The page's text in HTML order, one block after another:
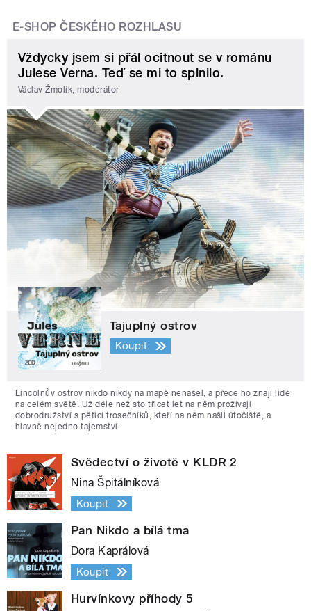
E-SHOP ČESKÉHO ROZHLASU
Vždycky jsem si přál ocitnout se v románu
Julese Verna. Teď se mi to splnilo.
Václav Žmolík, moderátor
Tajuplný ostrov
Koupit
Lincolnův ostrov nikdo nikdy na mapě nenašel, a přece ho znají lidé
na celém světě. Už déle než sto třicet let na něm prožívají
dobrodružství s pěticí trosečníků, kteří na něm našli útočiště, a
hlavně nejedno tajemství.
Svědectví o životě v KLDR 2
Nina Špitálníková
Koupit
Pan Nikdo a bílá tma
Dora Kaprálová
Koupit
Hurvínkovy příhody 5